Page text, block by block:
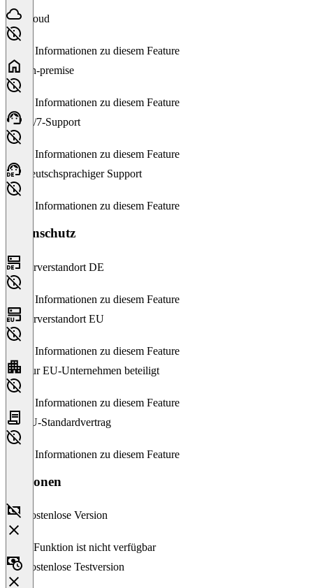
Cloud
Keine Informationen zu diesem Feature
On-premise
Keine Informationen zu diesem Feature
24/7-Support
Keine Informationen zu diesem Feature
Deutschsprachiger Support
Keine Informationen zu diesem Feature
Datenschutz
Serverstandort DE
Keine Informationen zu diesem Feature
Serverstandort EU
Keine Informationen zu diesem Feature
Nur EU-Unternehmen beteiligt
Keine Informationen zu diesem Feature
EU-Standardvertrag
Keine Informationen zu diesem Feature
Versionen
Kostenlose Version
Diese Funktion ist nicht verfügbar
Kostenlose Testversion